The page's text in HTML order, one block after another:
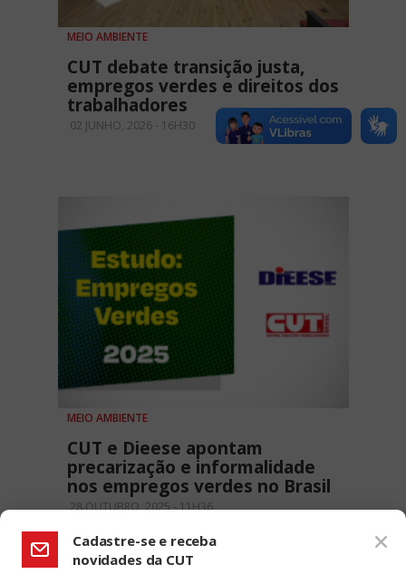
MEIO AMBIENTE
CUT debate transição justa,
empregos verdes e direitos dos
trabalhadores
02 JUNHO, 2026 - 16H30
MEIO AMBIENTE
CUT e Dieese apontam
precarização e informalidade
nos empregos verdes no Brasil
28 OUTUBRO, 2025 - 11H36
Cadastre-se e receba
novidades da CUT